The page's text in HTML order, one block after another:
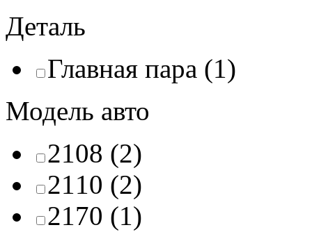
Деталь
Главная пара (1)
Модель авто
2108 (2)
2110 (2)
2170 (1)